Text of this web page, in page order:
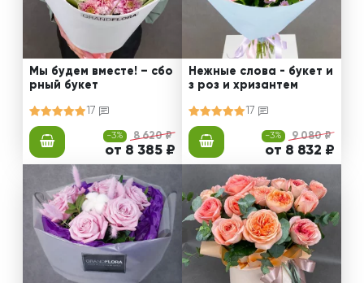
Мы будем вместе! – сбо
рный букет
17
-3% 8 620 ₽
от 8 385 ₽
Нежные слова - букет и
з роз и хризантем
17
-3% 9 080 ₽
от 8 832 ₽